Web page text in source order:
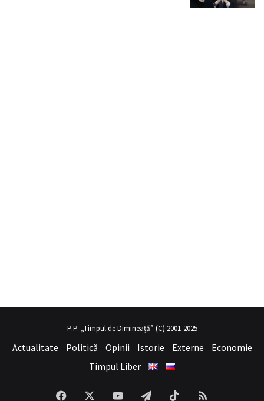
hayalini kurduğu seksi kadının üvey annesi gibisex hikayeleri
P.P. „Timpul de Dimineață” (C) 2001-2025
Actualitate Politică Opinii Istorie Externe
Economie
Timpul Liber
Facebook YouTubeTelegramTikTokRSS